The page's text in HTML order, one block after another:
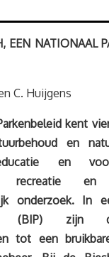
EEN NATIONAAL
C. Huijgens
kent
en
en
recreatie
onderzoek. In
(BIP) zijn
tot een